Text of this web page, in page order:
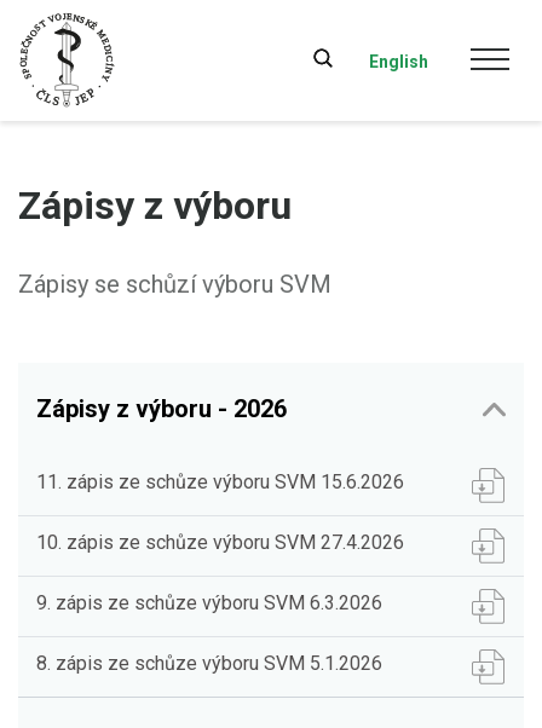
English
Zápisy z výboru
Zápisy se schůzí výboru SVM
Zápisy z výboru - 2026
11. zápis ze schůze výboru SVM 15.6.2026
10. zápis ze schůze výboru SVM 27.4.2026
9. zápis ze schůze výboru SVM 6.3.2026
8. zápis ze schůze výboru SVM 5.1.2026